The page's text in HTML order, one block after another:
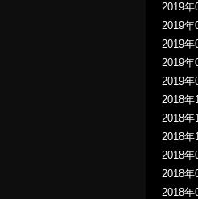
2019年
2019年
2019年
2019年
2019年
2018年
2018年
2018年
2018年
2018年
2018年